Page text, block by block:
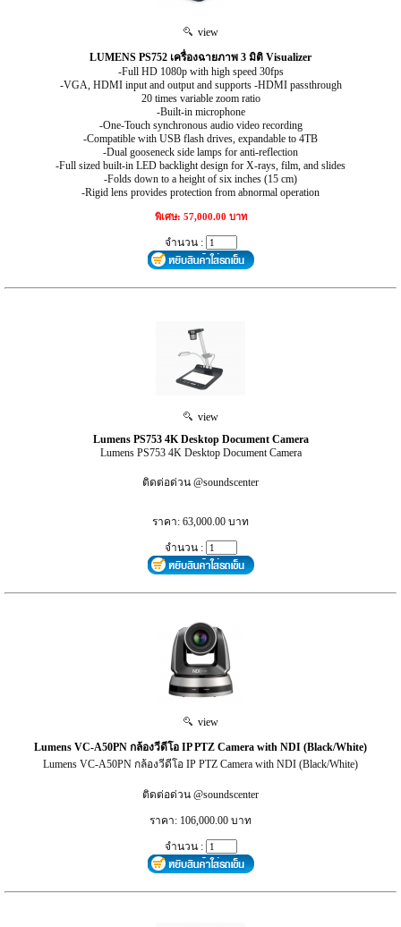
view
LUMENS PS752 เครื่องฉายภาพ 3 มิติ Visualizer
-Full HD 1080p with high speed 30fps
-VGA, HDMI input and output and supports -HDMI passthrough
20 times variable zoom ratio
-Built-in microphone
-One-Touch synchronous audio video recording
-Compatible with USB flash drives, expandable to 4TB
-Dual gooseneck side lamps for anti-reflection
-Full sized built-in LED backlight design for X-rays, film, and slides
-Folds down to a height of six inches (15 cm)
-Rigid lens provides protection from abnormal operation
พิเศษ: 57,000.00 บาท
จำนวน :
view
Lumens PS753 4K Desktop Document Camera
Lumens PS753 4K Desktop Document Camera
ติดต่อด่วน @soundscenter
ราคา: 63,000.00 บาท
จำนวน :
view
Lumens VC-A50PN กล้องวีดีโอ IP PTZ Camera with NDI (Black/White)
Lumens VC-A50PN กล้องวีดีโอ IP PTZ Camera with NDI (Black/White)
ติดต่อด่วน @soundscenter
ราคา: 106,000.00 บาท
จำนวน :